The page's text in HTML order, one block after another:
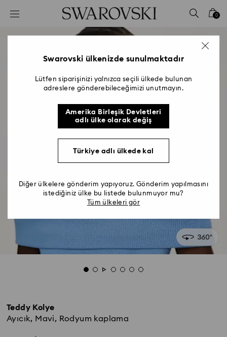
Accesskeys list
2 - Footer
0
Teddy Kolye
Ayıcık, Mavi, Rodyum kaplama
Swarovski ülkenizde sunulmaktadır
Lütfen siparişinizi yalnızca seçili ülkede bulunan
adreslere gönderebileceğimizi unutmayın.
Amerika Birleşik Devletleri
adlı ülke olarak değiş
Türkiye adlı ülkede kal
Diğer ülkelere gönderim yapıyoruz. Gönderim yapılmasını
istediğiniz ülke bu listede bulunmuyor mu?
Tüm ülkeleri gör